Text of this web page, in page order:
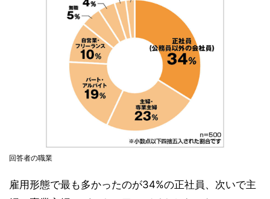
回答者の職業
雇用形態で最も多かったのが34%の正社員、次いで主